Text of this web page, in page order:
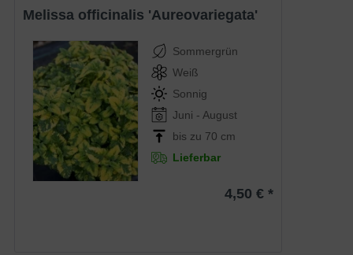
Melissa officinalis 'Aureovariegata'
Sommergrün
Weiß
Sonnig
Juni - August
bis zu 70 cm
Lieferbar
4,50 € *